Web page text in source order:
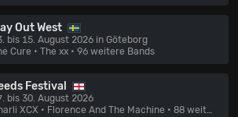
Out West
bis 15. August 2026 in Göteborg
Cure • The xx • 96 weitere Bands
Festival
bis 30. August 2026
XCX • Florence And The Machine • 88 weitere Bands